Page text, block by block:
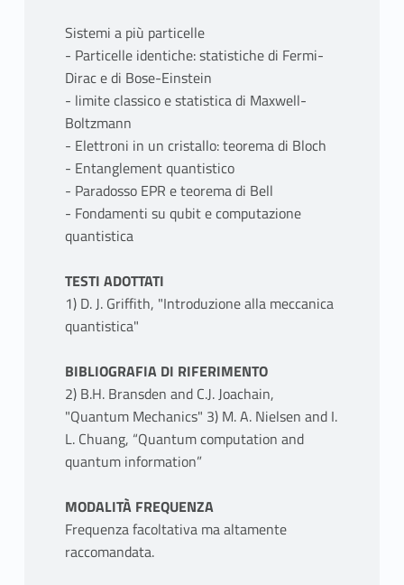
Sistemi a più particelle
- Particelle identiche: statistiche di Fermi-
Dirac e di Bose-Einstein
- limite classico e statistica di Maxwell-
Boltzmann
- Elettroni in un cristallo: teorema di Bloch
- Entanglement quantistico
- Paradosso EPR e teorema di Bell
- Fondamenti su qubit e computazione
quantistica
TESTI ADOTTATI
1) D. J. Griffith, "Introduzione alla meccanica
quantistica"
BIBLIOGRAFIA DI RIFERIMENTO
2) B.H. Bransden and C.J. Joachain,
"Quantum Mechanics" 3) M. A. Nielsen and I.
L. Chuang, “Quantum computation and
quantum information”
MODALITÀ FREQUENZA
Frequenza facoltativa ma altamente
raccomandata.